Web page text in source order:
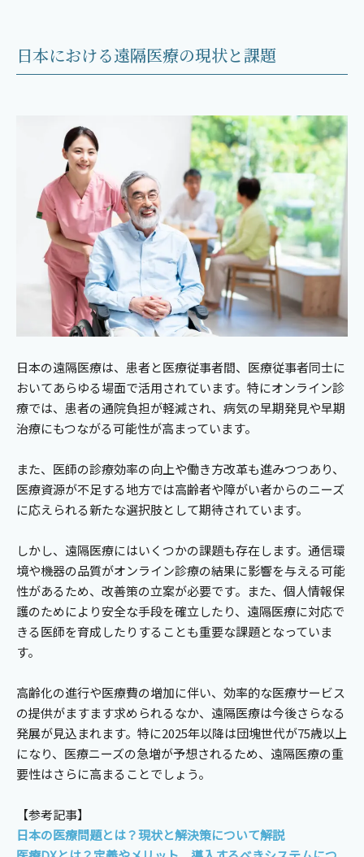
日本における遠隔医療の現状と課題
日本の遠隔医療は、患者と医療従事者間、医療従事者同士に
おいてあらゆる場面で活用されています。特にオンライン診
療では、患者の通院負担が軽減され、病気の早期発見や早期
治療にもつながる可能性が高まっています。
また、医師の診療効率の向上や働き方改革も進みつつあり、
医療資源が不足する地方では高齢者や障がい者からのニーズ
に応えられる新たな選択肢として期待されています。
しかし、遠隔医療にはいくつかの課題も存在します。通信環
境や機器の品質がオンライン診療の結果に影響を与える可能
性があるため、改善策の立案が必要です。また、個人情報保
護のためにより安全な手段を確立したり、遠隔医療に対応で
きる医師を育成したりすることも重要な課題となっていま
す。
高齢化の進行や医療費の増加に伴い、効率的な医療サービス
の提供がますます求められるなか、遠隔医療は今後さらなる
発展が見込まれます。特に2025年以降は団塊世代が75歳以上
になり、医療ニーズの急増が予想されるため、遠隔医療の重
要性はさらに高まることでしょう。
【参考記事】
日本の医療問題とは？現状と解決策について解説